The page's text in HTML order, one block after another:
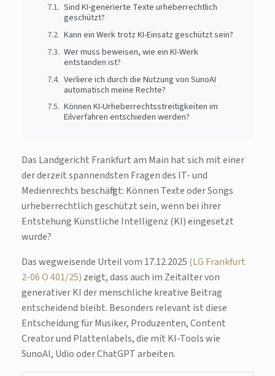
Sind KI-generierte Texte urheberrechtlich
geschützt?
Kann ein Werk trotz KI-Einsatz geschützt sein?
Wer muss beweisen, wie ein KI-Werk
entstanden ist?
Verliere ich durch die Nutzung von SunoAI
automatisch meine Rechte?
Können KI-Urheberrechtsstreitigkeiten im
Eilverfahren entschieden werden?
Das Landgericht Frankfurt am Main hat sich mit einer
der derzeit spannendsten Fragen des IT- und
Medienrechts beschäftigt: Können Texte oder Songs
urheberrechtlich geschützt sein, wenn bei ihrer
Entstehung Künstliche Intelligenz (KI) eingesetzt
wurde?
Das wegweisende Urteil vom 17.12.2025 (LG Frankfurt
2-06 O 401/25) zeigt, dass auch im Zeitalter von
generativer KI der menschliche kreative Beitrag
entscheidend bleibt. Besonders relevant ist diese
Entscheidung für Musiker, Produzenten, Content
Creator und Plattenlabels, die mit KI-Tools wie
SunoAI, Udio oder ChatGPT arbeiten.